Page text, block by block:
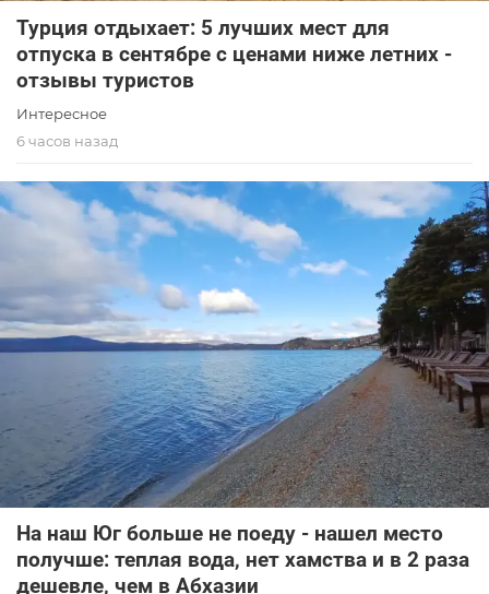
Турция отдыхает: 5 лучших мест для
отпуска в сентябре с ценами ниже летних -
отзывы туристов
Интересное
6 часов назад
На наш Юг больше не поеду - нашел место
получше: теплая вода, нет хамства и в 2 раза
дешевле, чем в Абхазии